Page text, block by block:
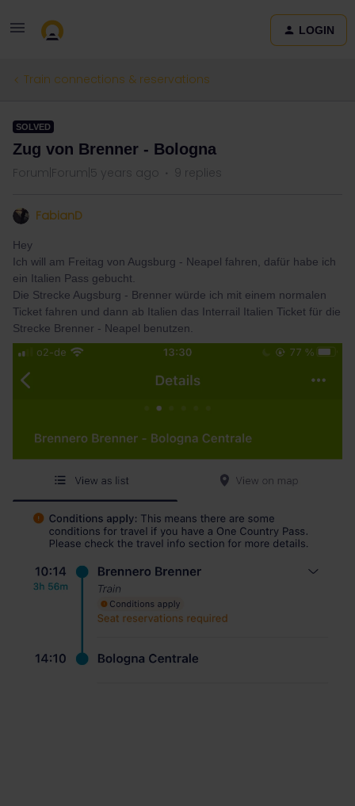
LOGIN
Train connections & reservations
SOLVED
Zug von Brenner - Bologna
Forum|Forum|5 years ago 9 replies
FabianD
Hey
Ich will am Freitag von Augsburg - Neapel fahren, dafür habe ich
ein Italien Pass gebucht.
Die Strecke Augsburg - Brenner würde ich mit einem normalen
Ticket fahren und dann ab Italien das Interrail Italien Ticket für die
Strecke Brenner - Neapel benutzen.